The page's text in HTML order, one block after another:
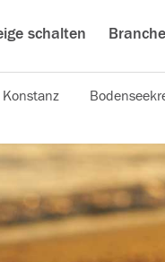
schalten
Konstanz